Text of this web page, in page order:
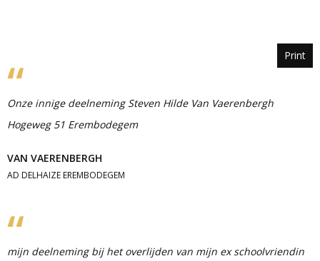
Print
Onze innige deelneming Steven Hilde Van Vaerenbergh
Hogeweg 51 Erembodegem
VAN VAERENBERGH
AD DELHAIZE EREMBODEGEM
mijn deelneming bij het overlijden van mijn ex schoolvriendin